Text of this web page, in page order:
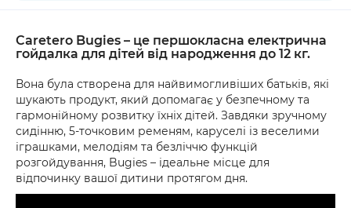
Caretero Bugies – це першокласна електрична
гойдалка для дітей від народження до 12 кг.
Вона була створена для найвимогливіших батьків, які
шукають продукт, який допомагає у безпечному та
гармонійному розвитку їхніх дітей. Завдяки зручному
сидінню, 5-точковим ременям, каруселі із веселими
іграшками, мелодіям та безліччю функцій
розгойдування, Bugies – ідеальне місце для
відпочинку вашої дитини протягом дня.